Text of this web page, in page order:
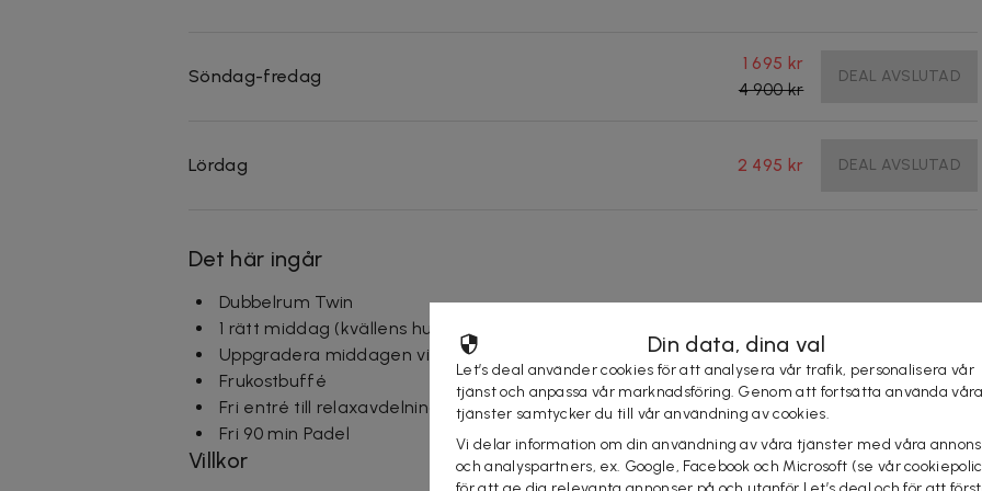
Söndag-fredag
1 695 kr
4 900 kr
DEAL AVSLUTAD
Lördag 2 495 kr DEAL AVSLUTAD
Det här ingår
Dubbelrum Twin
1 rätt middag (kvällens husman)
Uppgradera middagen vid bokning till kvällens varmrätt, 2 rätters eller 3 rätters meny
Frukostbuffé
Fri entré till relaxavdelning med morgonrock och tofflor
Fri 90 min Padel
Villkor
Din data, dina val
Let’s deal använder cookies för att analysera vår trafik, personalisera vår
tjänst och anpassa vår marknadsföring. Genom att fortsätta använda våra
tjänster samtycker du till vår användning av cookies.
Vi delar information om din användning av våra tjänster med våra
och analyspartners, ex. Google, Facebook och Microsoft (se vår